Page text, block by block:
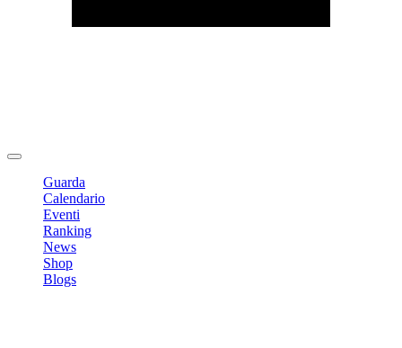
Guarda
Calendario
Eventi
Ranking
News
Shop
Blogs